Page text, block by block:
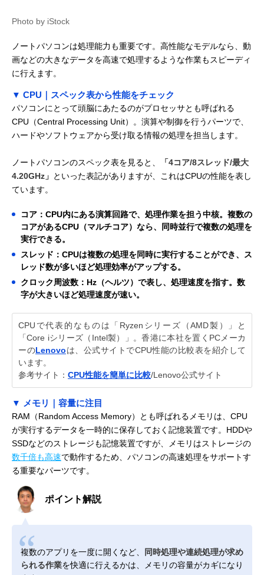
Photo by iStock
ノートパソコンは処理能力も重要です。高性能なモデルなら、動
画などの大きなデータを高速で処理するような作業もスピーディ
に行えます。
▼ CPU｜スペック表から性能をチェック
パソコンにとって頭脳にあたるのがプロセッサとも呼ばれる
CPU（Central Processing Unit）。演算や制御を行うパーツで、
ハードやソフトウェアから受け取る情報の処理を担当します。
ノートパソコンのスペック表を見ると、
「4コア/8スレッド/最大
4.20GHz」 といった表記がありますが、これはCPUの性能を表し
ています。
コア：CPU内にある演算回路で、処理作業を担う中核。複数の
コアがあるCPU（マルチコア）なら、同時並行で複数の処理を
実行できる。
スレッド：CPUは複数の処理を同時に実行することができ、ス
レッド数が多いほど処理効率がアップする。
クロック周波数：Hz（ヘルツ）で表し、処理速度を指す。数
字が大きいほど処理速度が速い。
CPUで代表的なものは「Ryzenシリーズ（AMD製）」と
「Core iシリーズ（Intel製）」。香港に本社を置くPCメーカ
ーのLenovoは、公式サイトでCPU性能の比較表を紹介して
います。
参考サイト： CPU性能を簡単に比較/Lenovo公式サイト
▼ メモリ｜容量に注目
RAM（Random Access Memory）とも呼ばれるメモリは、CPU
が実行するデータを一時的に保存しておく記憶装置です。HDDや
SSDなどのストレージも記憶装置ですが、メモリはストレージの
数千倍も高速で動作するため、パソコンの高速処理をサポートす
る重要なパーツです。
ポイント解説
複数のアプリを一度に開くなど、
同時処理や連続処理が求め
られる作業を快適に行えるかは、メモリの容量がカギになり